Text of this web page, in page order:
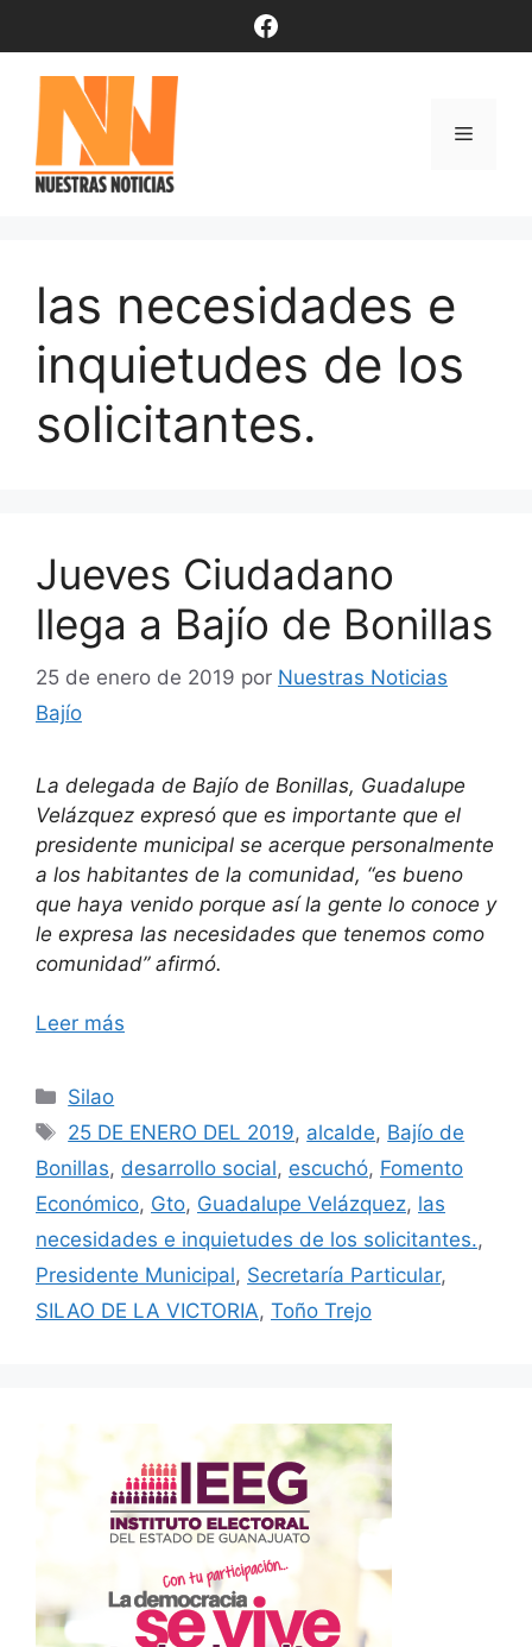
contenido
Facebook
Menú
las necesidades e
inquietudes de los
solicitantes.
Jueves Ciudadano
llega a Bajío de Bonillas
25 de enero de 2019 por Nuestras Noticias
Bajío
La delegada de Bajío de Bonillas, Guadalupe
Velázquez expresó que es importante que el
presidente municipal se acerque personalmente
a los habitantes de la comunidad, “es bueno
que haya venido porque así la gente lo conoce y
le expresa las necesidades que tenemos como
comunidad” afirmó.
Leer más
Categorías
Silao
Etiquetas
25 DE ENERO DEL 2019, alcalde, Bajío de
Bonillas, desarrollo social, escuchó, Fomento
Económico, Gto, Guadalupe Velázquez, las
necesidades e inquietudes de los solicitantes.,
Presidente Municipal, Secretaría Particular,
SILAO DE LA VICTORIA, Toño Trejo